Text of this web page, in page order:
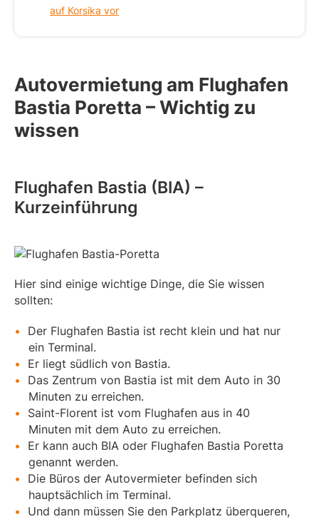
auf Korsika vor
Autovermietung am Flughafen
Bastia Poretta – Wichtig zu
wissen
Flughafen Bastia (BIA) –
Kurzeinführung
Hier sind einige wichtige Dinge, die Sie wissen
sollten:
Der Flughafen Bastia ist recht klein und hat nur
ein Terminal.
Er liegt südlich von Bastia.
Das Zentrum von Bastia ist mit dem Auto in 30
Minuten zu erreichen.
Saint-Florent ist vom Flughafen aus in 40
Minuten mit dem Auto zu erreichen.
Er kann auch BIA oder Flughafen Bastia Poretta
genannt werden.
Die Büros der Autovermieter befinden sich
hauptsächlich im Terminal.
Und dann müssen Sie den Parkplatz überqueren,